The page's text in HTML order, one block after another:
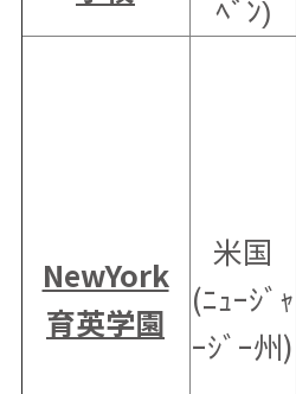
ﾍﾞﾝ)
NewYork
育英学園
米国
(ﾆｭｰｼﾞｬ
ｰｼﾞｰ州)